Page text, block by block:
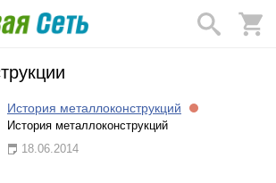
История металлоконструкций
История металлоконструкций
18.06.2014